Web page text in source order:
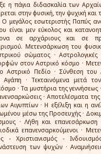
η πάγια διδασκαλία των
στην φυσική, την ψυχική και
μεγάλος εσωτεριστής Παπύς
είναι μεν εύκολος και
σε αρχάριους και σε
Μετενσάρκωση του
σώματος · Αστρολογικές
στον Αστρικό κόσμο ·
Αστρικό Πεδίο · Σύνθεση του
· Τεκταινόμενα μετά
· Τα μυστήρια της γεννήσεως
· Αποτελέσματα της
Αιγυπτίων · Η εξέλιξη και η
μέσω της Προσευχής ·
· Λήθη και επανεσάρκωση
επανενσαρκούμενοι ·
- Χριστιανισμός -
των ψυχών ·